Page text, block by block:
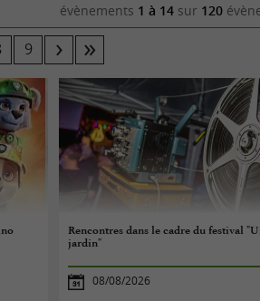
évènements 1 à 14 sur 120
9
Rencontres dans le cadre du festival
jardin"
08/08/2026